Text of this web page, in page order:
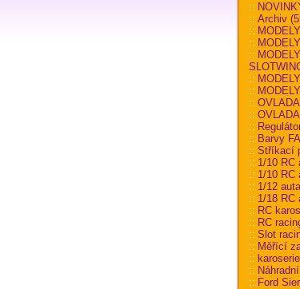
::
:: Archiv
::
::
::
::
::
::
::
::
:: Barvy
:: Stříkací
:: 1/10 RC
:: 1/10 RC
:: 1/12
:: 1/18 RC
:: RC
:: RC
:: Slot
:: Měřící
::
::
:: Ford